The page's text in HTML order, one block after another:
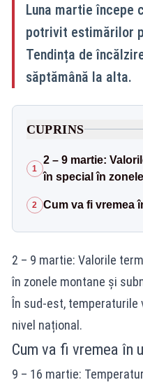
Luna martie
potrivit estimărilor
Tendința de
săptămână la alta.
CUPRINS
1
2 – 9 martie:
în special în
2 Cum va fi vremea
2 – 9 martie: Valorile
în zonele montane și
În sud-est, temperaturile
nivel național.
Cum va fi vremea în
9 – 16 martie: